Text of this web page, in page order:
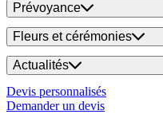
Prévoyance
Fleurs et cérémonies
Actualités
Devis personnalisés
Demander un devis